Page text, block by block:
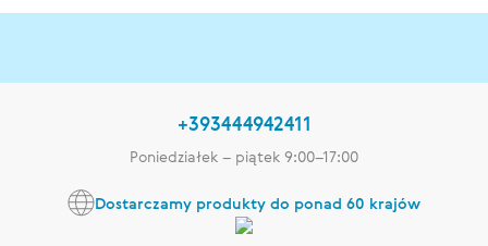
+393444942411
Poniedziałek – piątek 9:00–17:00
Dostarczamy produkty do ponad 60 krajów